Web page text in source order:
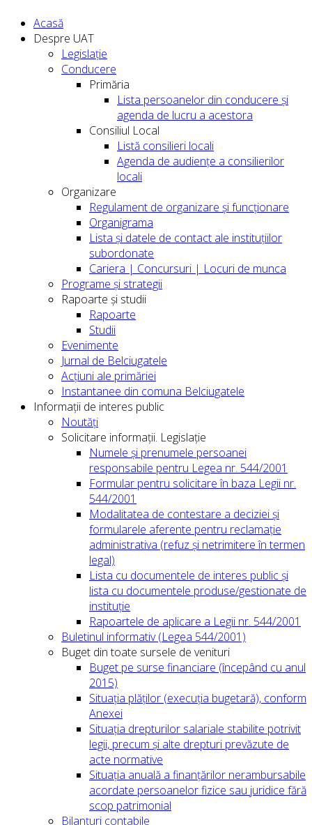
Acasă
Despre UAT
Legislație
Conducere
Primăria
Lista persoanelor din conducere şi
agenda de lucru a acestora
Consiliul Local
Listă consilieri locali
Agenda de audiențe a consilierilor
locali
Organizare
Regulament de organizare și funcționare
Organigrama
Lista și datele de contact ale instituțiilor
subordonate
Cariera | Concursuri | Locuri de munca
Programe și strategii
Rapoarte și studii
Rapoarte
Studii
Evenimente
Jurnal de Belciugatele
Acțiuni ale primăriei
Instantanee din comuna Belciugatele
Informații de interes public
Noutăți
Solicitare informații. Legislație
Numele și prenumele persoanei
responsabile pentru Legea nr. 544/2001
Formular pentru solicitare în baza Legii nr.
544/2001
Modalitatea de contestare a deciziei și
formularele aferente pentru reclamație
administrativa (refuz și netrimitere în termen
legal)
Lista cu documentele de interes public și
lista cu documentele produse/gestionate de
instituție
Rapoartele de aplicare a Legii nr. 544/2001
Buletinul informativ (Legea 544/2001)
Buget din toate sursele de venituri
Buget pe surse financiare (începând cu anul
2015)
Situația plăților (execuția bugetară), conform
Anexei
Situația drepturilor salariale stabilite potrivit
legii, precum și alte drepturi prevăzute de
acte normative
Situația anuală a finanțărilor nerambursabile
acordate persoanelor fizice sau juridice fără
scop patrimonial
Bilanțuri contabile